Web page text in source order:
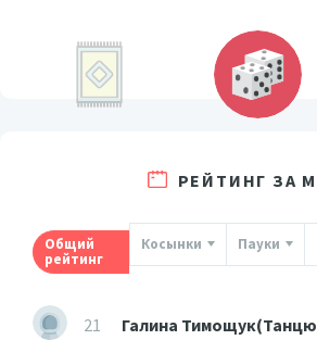
РЕЙТИНГ ЗА
Общий
рейтинг
Косынки Пауки
21 Галина